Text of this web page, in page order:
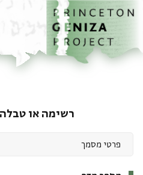
לתוכןהבית
רשימה או טבלה